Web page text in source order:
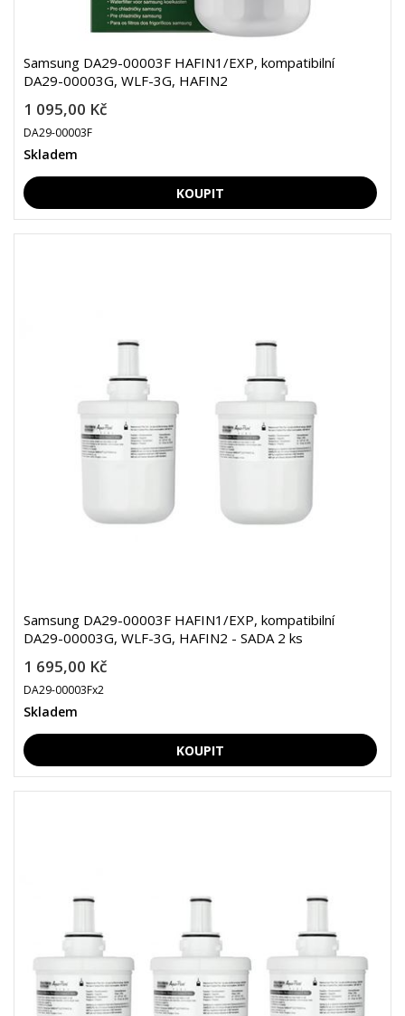
Samsung DA29-00003F HAFIN1/EXP, kompatibilní
DA29-00003G, WLF-3G, HAFIN2
1 095,00 Kč
DA29-00003F
Skladem
Samsung DA29-00003F HAFIN1/EXP, kompatibilní
DA29-00003G, WLF-3G, HAFIN2 - SADA 2 ks
1 695,00 Kč
DA29-00003Fx2
Skladem